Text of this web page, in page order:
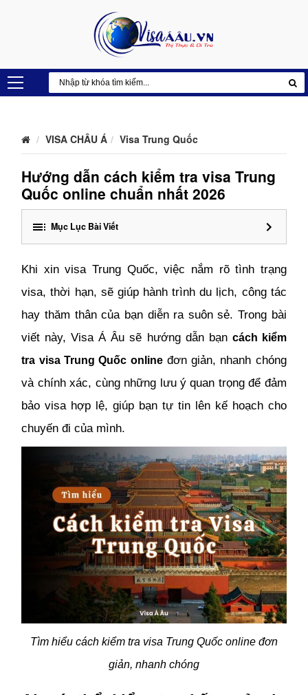
VISA CHÂU Á Visa Trung Quốc
Hướng dẫn cách kiểm tra visa Trung
Quốc online chuẩn nhất 2026
Mục Lục Bài Viết
Khi xin visa Trung Quốc, việc nắm rõ tình trạng
visa, thời hạn, sẽ giúp hành trình du lịch, công tác
hay thăm thân của bạn diễn ra suôn sẻ. Trong bài
viết này, Visa Á Âu sẽ hướng dẫn bạn cách kiểm
tra visa Trung Quốc onlineđơn giản, nhanh chóng
và chính xác, cùng những lưu ý quan trọng để đảm
bảo visa hợp lệ, giúp bạn tự tin lên kế hoạch cho
chuyến đi của mình.
Tìm hiểu cách kiểm tra visa Trung Quốc online đơn
giản, nhanh chóng